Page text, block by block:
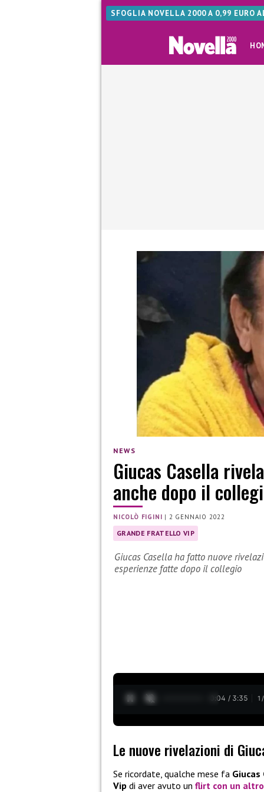
SFOGLIA NOVELLA 2000 A 0,99 EURO
NEWS
Giucas Casella
anche dopo il
NICOLÒ FIGINI | 2 GENNAIO 2022
GRANDE FRATELLO VIP
Giucas Casella ha fatto nuove
esperienze fatte dopo il collegio
0:05 / 3:35 1 /
Le nuove rivelazioni di
Se ricordate, qualche mese fa Giucas
Vip di aver avuto un flirt con un